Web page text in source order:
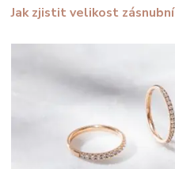
Jak zjistit velikost